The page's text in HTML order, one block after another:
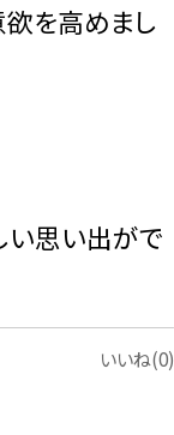
を高めまし
い思い出がで
いいね(0)